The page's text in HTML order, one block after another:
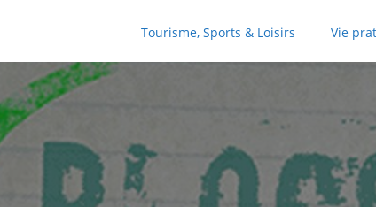
Tourisme, Sports & Loisirs Vie